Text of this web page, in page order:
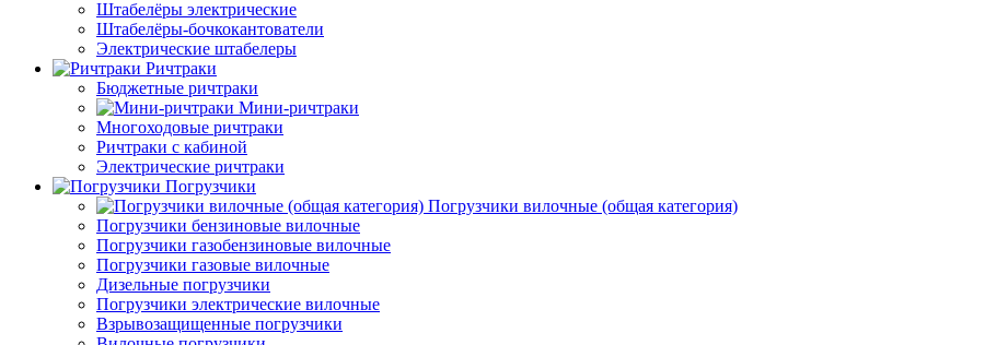
Штабелёры электрические
Штабелёры-бочкокантователи
Электрические штабелеры
Ричтраки
Бюджетные ричтраки
Мини-ричтраки
Многоходовые ричтраки
Ричтраки с кабиной
Электрические ричтраки
Погрузчики
Погрузчики вилочные (общая категория)
Погрузчики бензиновые вилочные
Погрузчики газобензиновые вилочные
Погрузчики газовые вилочные
Дизельные погрузчики
Погрузчики электрические вилочные
Взрывозащищенные погрузчики